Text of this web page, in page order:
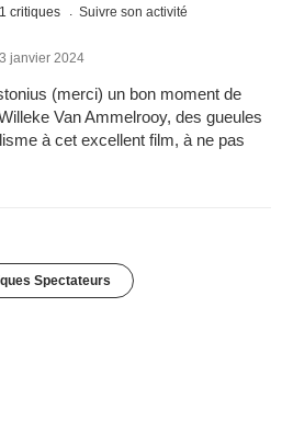
critiques Suivre son activité
janvier 2024
(merci) un bon moment de
Van Ammelrooy, des gueules
à cet excellent film, à ne pas
Spectateurs